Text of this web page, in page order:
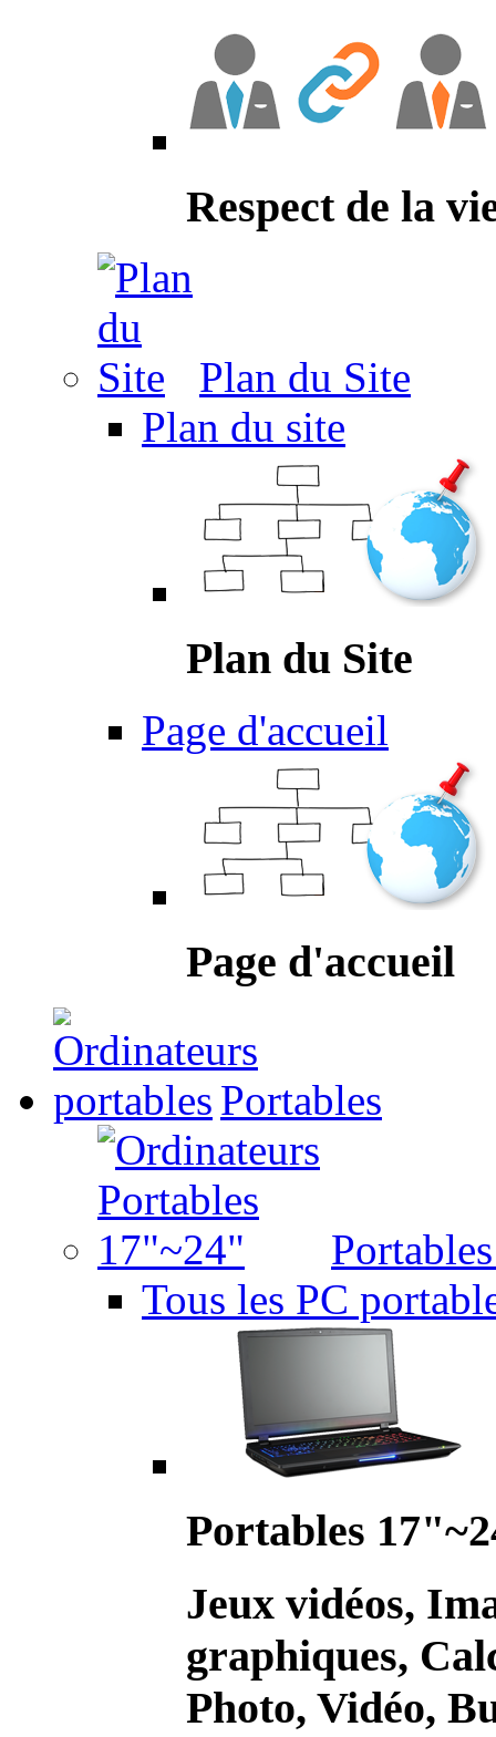
Respect de la
Plan du Site
Plan du site
Plan du Site
Page d'accueil
Page d'accueil
Portables
Tous les PC
Portables
Jeux vidéos,
graphiques,
Photo, Vidéo,